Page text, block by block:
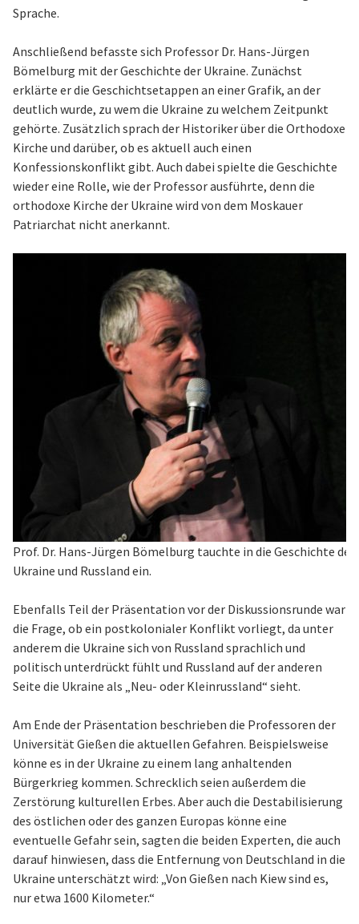
Sprache.
Anschließend befasste sich Professor Dr. Hans-Jürgen
Bömelburg mit der Geschichte der Ukraine. Zunächst
erklärte er die Geschichtsetappen an einer Grafik, an der
deutlich wurde, zu wem die Ukraine zu welchem Zeitpunkt
gehörte. Zusätzlich sprach der Historiker über die Orthodoxe
Kirche und darüber, ob es aktuell auch einen
Konfessionskonflikt gibt. Auch dabei spielte die Geschichte
wieder eine Rolle, wie der Professor ausführte, denn die
orthodoxe Kirche der Ukraine wird von dem Moskauer
Patriarchat nicht anerkannt.
Prof. Dr. Hans-Jürgen Bömelburg tauchte in die Geschichte
Ukraine und Russland ein.
Ebenfalls Teil der Präsentation vor der Diskussionsrunde war
die Frage, ob ein postkolonialer Konflikt vorliegt, da unter
anderem die Ukraine sich von Russland sprachlich und
politisch unterdrückt fühlt und Russland auf der anderen
Seite die Ukraine als „Neu- oder Kleinrussland“ sieht.
Am Ende der Präsentation beschrieben die Professoren der
Universität Gießen die aktuellen Gefahren. Beispielsweise
könne es in der Ukraine zu einem lang anhaltenden
Bürgerkrieg kommen. Schrecklich seien außerdem die
Zerstörung kulturellen Erbes. Aber auch die Destabilisierung
des östlichen oder des ganzen Europas könne eine
eventuelle Gefahr sein, sagten die beiden Experten, die auch
darauf hinwiesen, dass die Entfernung von Deutschland in die
Ukraine unterschätzt wird: „Von Gießen nach Kiew sind es,
nur etwa 1600 Kilometer.“